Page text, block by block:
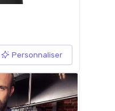
Personnaliser